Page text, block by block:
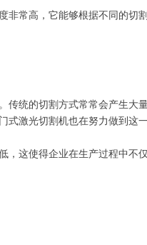
非常高，它能够根据不同的切
传统的切割方式常常会产生
式激光切割机也在努力做到这一
，这使得企业在生产过程中